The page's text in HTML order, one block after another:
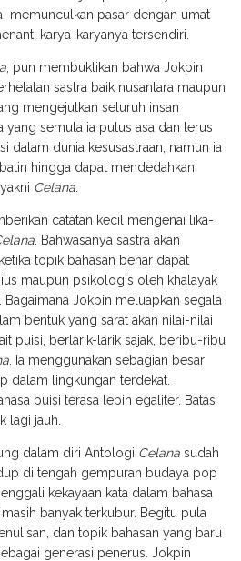
memunculkan pasar dengan umat
karya-karyanya tersendiri.
, pun membuktikan bahwa Jokpin
sastra baik nusantara maupun
mengejutkan seluruh insan
yang semula ia putus asa dan terus
dalam dunia kesusastraan, namun ia
hingga dapat mendedahkan
Celana
catatan kecil mengenai lika-
. Bahwasanya sastra akan
topik bahasan benar dapat
maupun psikologis oleh khalayak
Bagaimana Jokpin meluapkan segala
bentuk yang sarat akan nilai-nilai
puisi, berlarik-larik sajak, beribu-ribu
. Ia menggunakan sebagian besar
dalam lingkungan terdekat.
puisi terasa lebih egaliter. Batas
lagi jauh.
dalam diri Antologi Celana sudah
di tengah gempuran budaya pop
kekayaan kata dalam bahasa
banyak terkubur. Begitu pula
dan topik bahasan yang baru
generasi penerus. Jokpin